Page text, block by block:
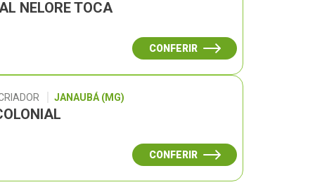
NELORE TOCA
CONFERIR
JANAUBÁ (MG)
CONFERIR